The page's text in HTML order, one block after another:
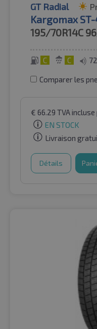
GT Radial
Kargomax
195/70R14C
C C
Comparer les
€ 66.29 TVA incluse
EN STOCK
Livraison
Détails